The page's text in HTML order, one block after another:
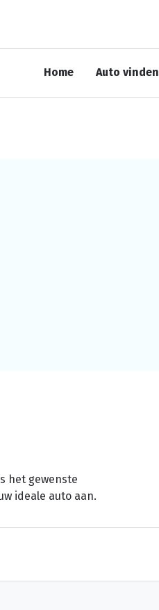
Home Auto vinden
het gewenste
ideale auto aan.